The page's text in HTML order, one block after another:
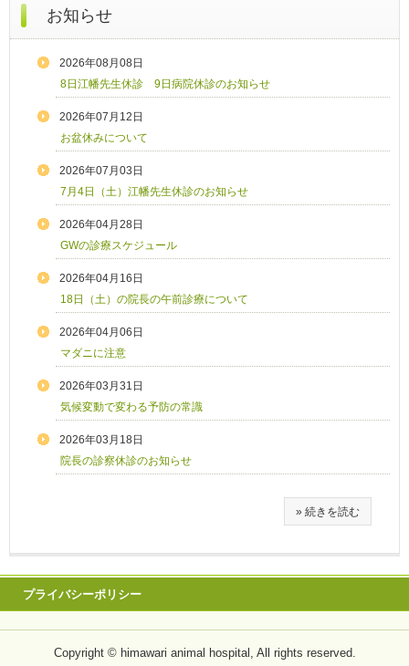
お知らせ
2026年08月08日
8日江幡先生休診 9日病院休診のお知らせ
2026年07月12日
お盆休みについて
2026年07月03日
7月4日（土）江幡先生休診のお知らせ
2026年04月28日
GWの診療スケジュール
2026年04月16日
18日（土）の院長の午前診療について
2026年04月06日
マダニに注意
2026年03月31日
気候変動で変わる予防の常識
2026年03月18日
院長の診察休診のお知らせ
» 続きを読む
プライバシーポリシー
Copyright © himawari animal hospital, All rights reserved.